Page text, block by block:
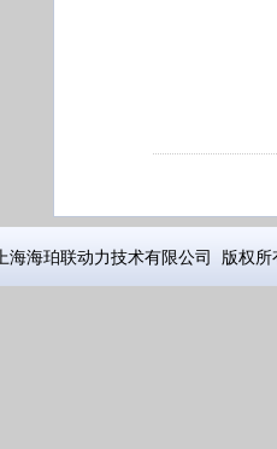
上海海珀联动力技术有限公司 版权